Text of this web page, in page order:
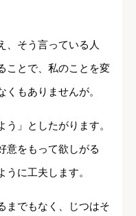
、そう言っている人
ことで、私のことを変
もありませんが。
」としたがります。
意をもって欲しがる
うに工夫します。
までもなく、じつはそ